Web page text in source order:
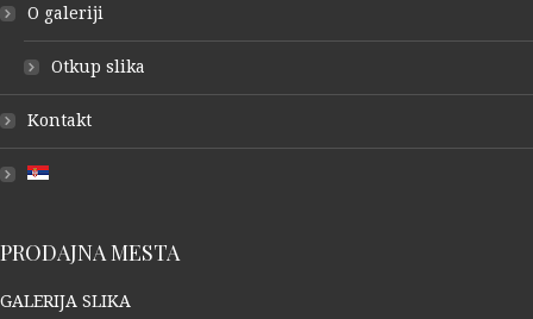
O galeriji
Otkup slika
Kontakt
PRODAJNA MESTA
GALERIJA SLIKA